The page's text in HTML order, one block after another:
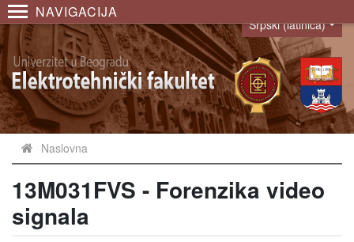
NAVIGACIJA
Language
Srpski (latinica)
Naslovna
13M031FVS - Forenzika video
signala